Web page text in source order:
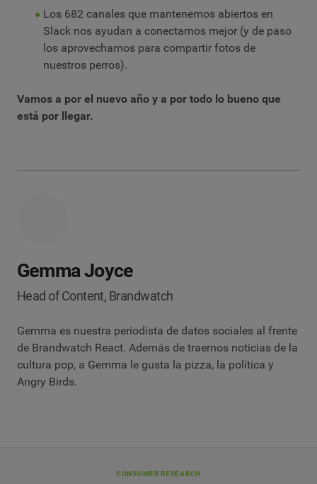
Los 682 canales que mantenemos abiertos en
Slack nos ayudan a conectarnos mejor (y de paso
los aprovechamos para compartir fotos de
nuestros perros).
Vamos a por el nuevo año y a por todo lo bueno que
está por llegar.
Gemma Joyce
Head of Content, Brandwatch
Gemma es nuestra periodista de datos sociales al frente
de Brandwatch React. Además de traernos noticias de la
cultura pop, a Gemma le gusta la pizza, la política y
Angry Birds.
CONSUMER RESEARCH